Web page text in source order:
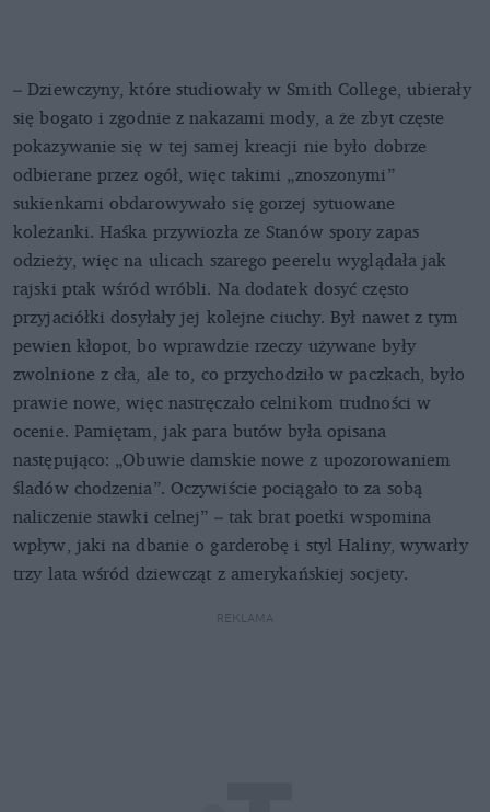
– Dziewczyny, które studiowały w Smith College, ubierały
się bogato i zgodnie z nakazami mody, a że zbyt częste
pokazywanie się w tej samej kreacji nie było dobrze
odbierane przez ogół, więc takimi „znoszonymi”
sukienkami obdarowywało się gorzej sytuowane
koleżanki. Haśka przywiozła ze Stanów spory zapas
odzieży, więc na ulicach szarego peerelu wyglądała jak
rajski ptak wśród wróbli. Na dodatek dosyć często
przyjaciółki dosyłały jej kolejne ciuchy. Był nawet z tym
pewien kłopot, bo wprawdzie rzeczy używane były
zwolnione z cła, ale to, co przychodziło w paczkach, było
prawie nowe, więc nastręczało celnikom trudności w
ocenie. Pamiętam, jak para butów była opisana
następująco: „Obuwie damskie nowe z upozorowaniem
śladów chodzenia”. Oczywiście pociągało to za sobą
naliczenie stawki celnej” – tak brat poetki wspomina
wpływ, jaki na dbanie o garderobę i styl Haliny, wywarły
trzy lata wśród dziewcząt z amerykańskiej socjety.
REKLAMA